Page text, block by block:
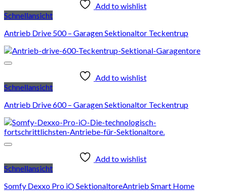
Add to wishlist
Schnellansicht
Antrieb Drive 500 – Garagen Sektionaltor Teckentrup
Add to wishlist
Schnellansicht
Antrieb Drive 600 – Garagen Sektionaltor Teckentrup
Add to wishlist
Schnellansicht
Somfy Dexxo Pro iO SektionaltoreAntrieb Smart Home